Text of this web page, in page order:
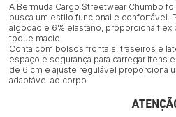
A Bermuda Cargo Streetwear Chumbo
busca um estilo funcional e confortável.
algodão e 6% elastano, proporciona
toque macio.
Conta com bolsos frontais, traseiros e
espaço e segurança para carregar itens
de 6 cm e ajuste regulável proporciona
adaptável ao corpo.